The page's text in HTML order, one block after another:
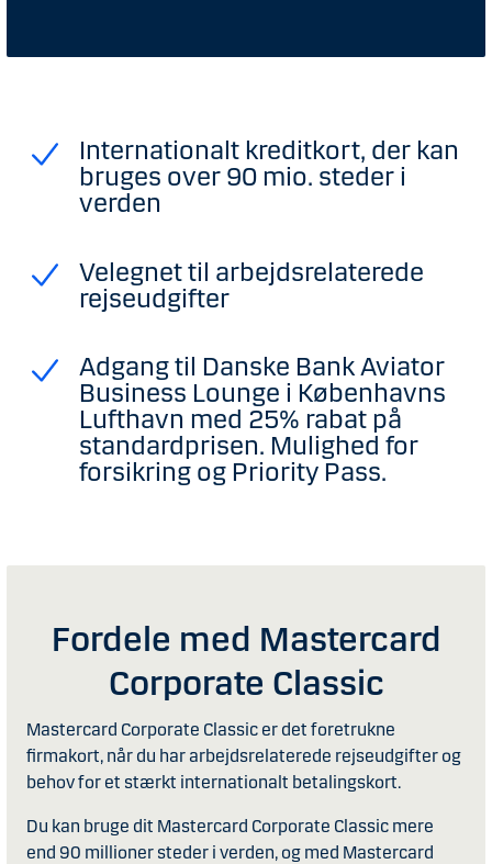
Internationalt kreditkort, der kan
bruges over 90 mio. steder i
verden
Velegnet til arbejdsrelaterede
rejseudgifter
Adgang til Danske Bank Aviator
Business Lounge i Københavns
Lufthavn med 25% rabat på
standardprisen. Mulighed for
forsikring og Priority Pass.
Fordele med Mastercard
Corporate Classic
Mastercard Corporate Classic er det foretrukne
firmakort, når du har arbejdsrelaterede rejseudgifter og
behov for et stærkt internationalt betalingskort.
Du kan bruge dit Mastercard Corporate Classic mere
end 90 millioner steder i verden, og med Mastercard